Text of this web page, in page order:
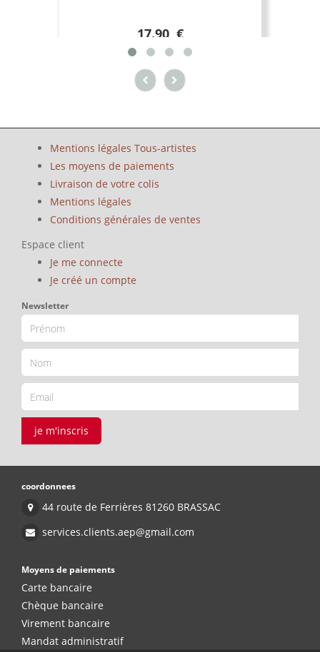
17.90 €
Mentions légales Tous-artistes
Les moyens de paiements
Livraison de votre colis
Mentions légales
Conditions générales de ventes
Espace client
Je me connecte
Je créé un compte
Newsletter
je m'inscris
coordonnees
44 route de Ferrières 81260 BRASSAC
services.clients.aep@gmail.com
Moyens de paiements
Carte bancaire
Chèque bancaire
Virement bancaire
Mandat administratif